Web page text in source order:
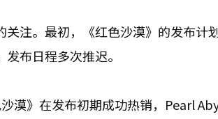
注。最初，《红色沙漠》的发布计
布日程多次推迟。
漠》在发布初期成功热销，Pearl